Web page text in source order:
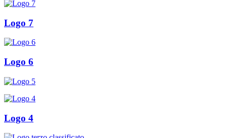
Logo 7
Logo 6
Logo 4